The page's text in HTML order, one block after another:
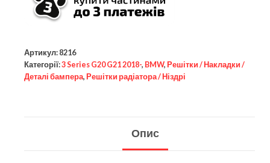
Артикул: 8216
Категорії:3 Series G20 G21 2018-, BMW, Решітки / Накладки /
Деталі бампера, Решітки радіатора / Ніздрі
Опис